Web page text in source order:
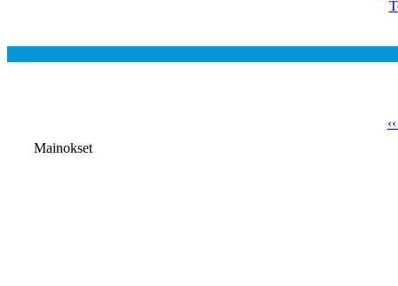
Mainokset